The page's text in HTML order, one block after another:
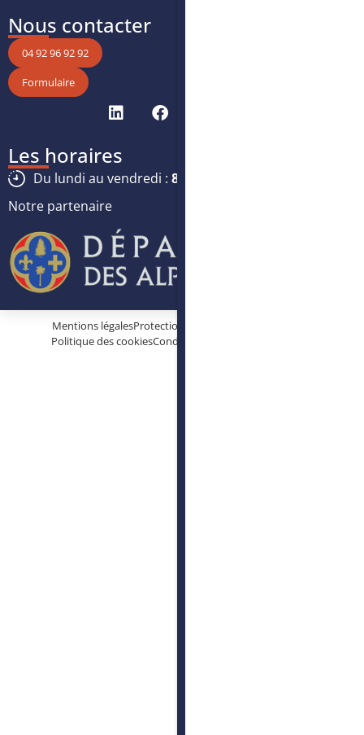
Nous contacter
04 92 96 92 92
Formulaire
Les horaires
Du lundi au vendredi :8h30
Notre partenaire
Mentions légalesProtection des données personnelles
Politique des cookiesConditions générales d’utilisation